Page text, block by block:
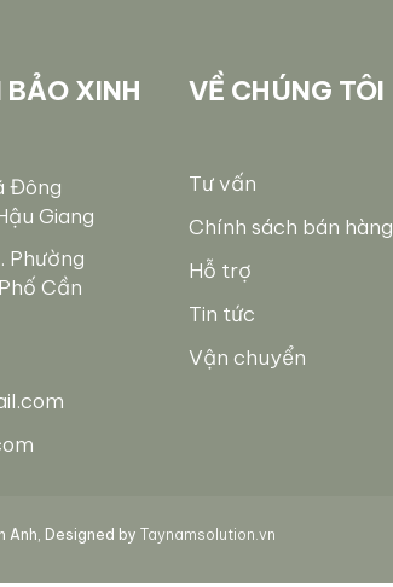
XINH
Đông
Giang
Phường
Cần
VỀ CHÚNG TÔI
Tư vấn
Chính sách bán hàng
Hỗ trợ
Tin tức
Vận chuyển
Anh, Designed by Taynamsolution.vn